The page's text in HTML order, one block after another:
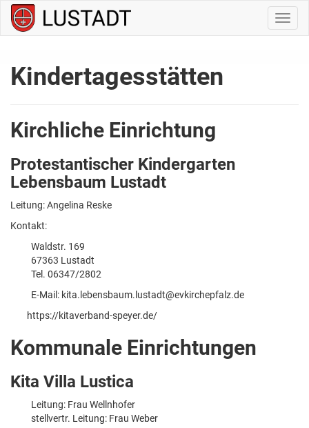
ein-/
Kindertagesstätten
Kirchliche Einrichtung
Protestantischer Kindergarten
Lebensbaum Lustadt
Leitung: Angelina Reske
Kontakt:
Waldstr. 169
67363 Lustadt
Tel. 06347/2802
E-Mail: kita.lebensbaum.lustadt@evkirchepfalz.de
https://kitaverband-speyer.de/
Kommunale Einrichtungen
Kita Villa Lustica
Leitung: Frau Wellnhofer
stellvertr. Leitung: Frau Weber